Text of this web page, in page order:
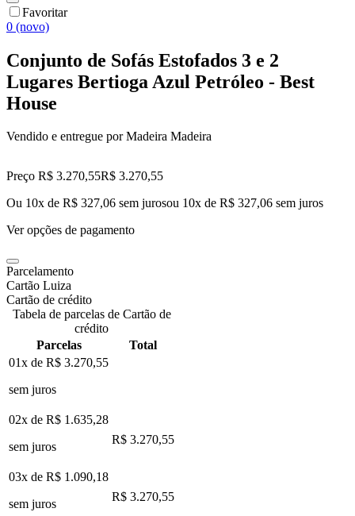
Favoritar
0 (novo)
Conjunto de Sofás Estofados 3 e 2
Lugares Bertioga Azul Petróleo - Best
House
Vendido e entregue por Madeira Madeira
Preço R$ 3.270,55R$ 3.270,55
Ou 10x de R$ 327,06 sem jurosou 10x de R$ 327,06 sem juros
Ver opções de pagamento
Parcelamento
Cartão Luiza
Cartão de crédito
Tabela de parcelas de Cartão de
crédito
Parcelas
Total
01x de R$ 3.270,55
sem juros
02x de R$ 1.635,28
sem juros
R$ 3.270,55
03x de R$ 1.090,18
sem juros
R$ 3.270,55